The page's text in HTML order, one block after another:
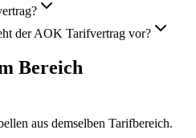
der AOK Tarifvertrag vor?
Bereich
aus demselben Tarifbereich.